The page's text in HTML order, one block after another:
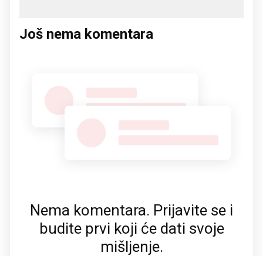
Još nema komentara
Nema komentara. Prijavite se i
budite prvi koji će dati svoje
mišljenje.